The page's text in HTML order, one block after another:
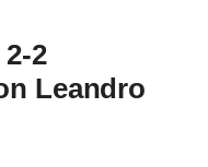
2
Leandro